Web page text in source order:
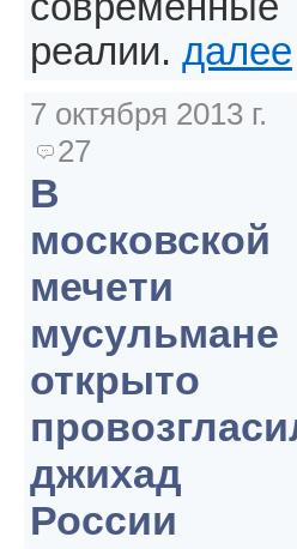
реалии. далее
7 октября 2013 г.
27
В
московской
мечети
мусульмане
открыто
джихад
России